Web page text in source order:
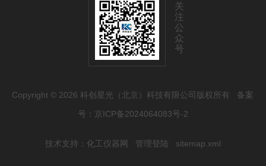
关
注
公
众
号
Copyright © 2026 科创星光（北京）科技有限公司版权所有 备案
号：京ICP备2024064083号-2
技术支持： 化工仪器网 管理登陆 sitemap.xml